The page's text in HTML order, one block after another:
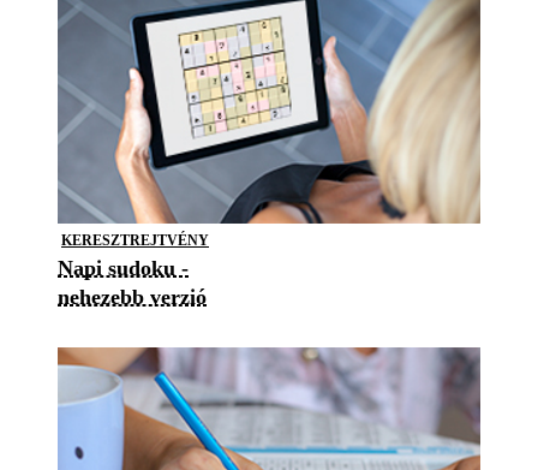
KERESZTREJTVÉNY
Napi sudoku -
nehezebb verzió